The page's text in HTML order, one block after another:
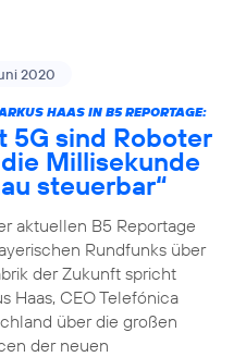
2020
HAAS IN B5 REPORTAGE:
5G sind Roboter
Millisekunde
steuerbar“
aktuellen B5 Reportage
Rundfunks über
der Zukunft spricht
Haas, CEO Telefónica
über die großen
der neuen